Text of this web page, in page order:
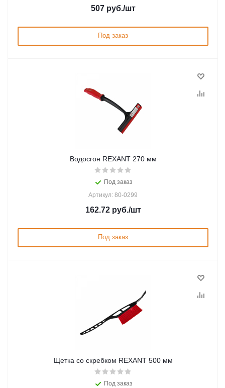
507руб./шт
Под заказ
Водосгон REXANT 270 мм
Под заказ
Артикул: 80-0299
162.72руб./шт
Под заказ
Щетка со скребком REXANT 500 мм
Под заказ